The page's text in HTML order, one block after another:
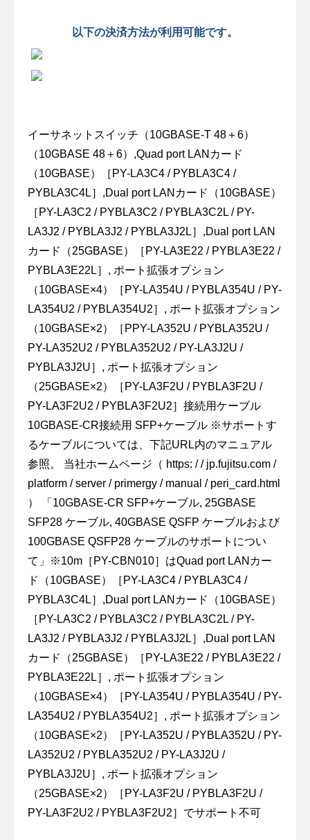
以下の決済方法が利用可能です。
イーサネットスイッチ（10GBASE-T 48＋6）
（10GBASE 48＋6）,Quad port LANカード
（10GBASE）［PY-LA3C4 / PYBLA3C4 /
PYBLA3C4L］,Dual port LANカード（10GBASE）
［PY-LA3C2 / PYBLA3C2 / PYBLA3C2L / PY-
LA3J2 / PYBLA3J2 / PYBLA3J2L］,Dual port LAN
カード（25GBASE）［PY-LA3E22 / PYBLA3E22 /
PYBLA3E22L］, ポート拡張オプション
（10GBASE×4）［PY-LA354U / PYBLA354U / PY-
LA354U2 / PYBLA354U2］, ポート拡張オプション
（10GBASE×2）［PPY-LA352U / PYBLA352U /
PY-LA352U2 / PYBLA352U2 / PY-LA3J2U /
PYBLA3J2U］, ポート拡張オプション
（25GBASE×2）［PY-LA3F2U / PYBLA3F2U /
PY-LA3F2U2 / PYBLA3F2U2］接続用ケーブル
10GBASE-CR接続用 SFP+ケーブル ※サポートす
るケーブルについては、下記URL内のマニュアル
参照。 当社ホームページ（ https: / / jp.fujitsu.com /
platform / server / primergy / manual / peri_card.html
） 「10GBASE-CR SFP+ケーブル, 25GBASE
SFP28 ケーブル, 40GBASE QSFP ケーブルおよび
100GBASE QSFP28 ケーブルのサポートについ
て」※10m［PY-CBN010］はQuad port LANカー
ド（10GBASE）［PY-LA3C4 / PYBLA3C4 /
PYBLA3C4L］,Dual port LANカード（10GBASE）
［PY-LA3C2 / PYBLA3C2 / PYBLA3C2L / PY-
LA3J2 / PYBLA3J2 / PYBLA3J2L］,Dual port LAN
カード（25GBASE）［PY-LA3E22 / PYBLA3E22 /
PYBLA3E22L］, ポート拡張オプション
（10GBASE×4）［PY-LA354U / PYBLA354U / PY-
LA354U2 / PYBLA354U2］, ポート拡張オプション
（10GBASE×2）［PY-LA352U / PYBLA352U / PY-
LA352U2 / PYBLA352U2 / PY-LA3J2U /
PYBLA3J2U］, ポート拡張オプション
（25GBASE×2）［PY-LA3F2U / PYBLA3F2U /
PY-LA3F2U2 / PYBLA3F2U2］でサポート不可